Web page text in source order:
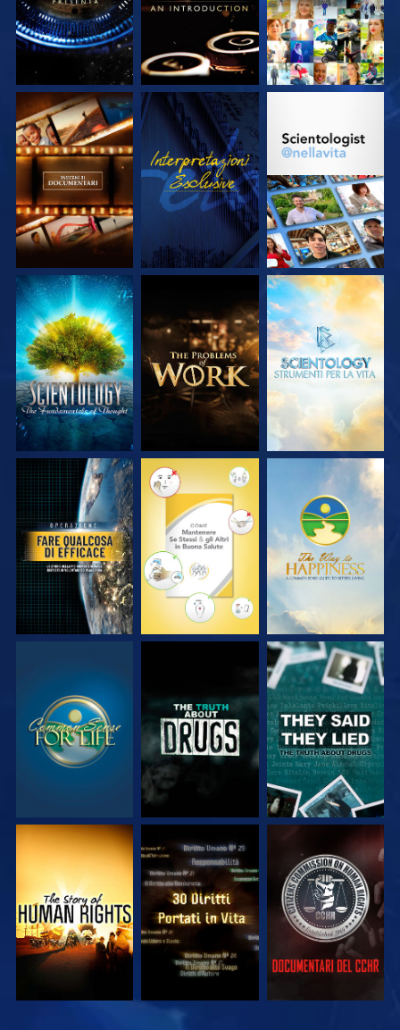
ESPLORA LE
SERIE
GUARDA
ESPLORA LE
ESPLORA LE
SERIE
ESPLORA LE
SERIE
ESPLORA LE
SERIE
GUARDA GUARDA GUARDA
GUARDA GUARDA GUARDA
GUARDA GUARDA GUARDA